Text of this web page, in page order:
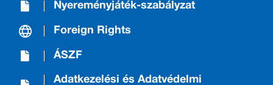
Nyereményjáték-szabályzat
Foreign Rights
ÁSZF
Adatkezelési és Adatvédelmi